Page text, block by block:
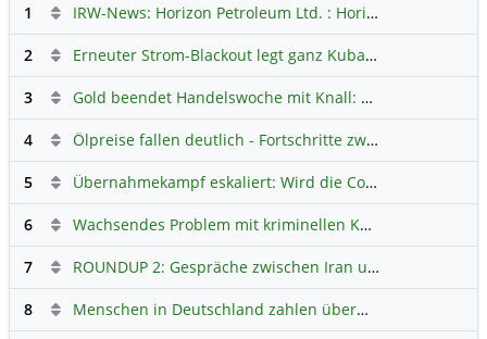
1
IRW-News: Horizon Petroleum Ltd. : Horizon Petroleum beginnt mit der Testförderung im Projekt Lachowice in Polen und schließt die Platzierung einer überzeichneten Wandelanleihe ab
2 Erneuter Strom-Blackout legt ganz Kuba lahm
3 Gold beendet Handelswoche mit Knall: Barrick Mining – Ist diese Aktie wieder ein Kauf?
4 Ölpreise fallen deutlich - Fortschritte zwischen USA und Iran belasten
5 Übernahmekampf eskaliert: Wird die Commerzbank italienisch?
6 Wachsendes Problem mit kriminellen Kunden im Online-Handel
7 ROUNDUP 2: Gespräche zwischen Iran und USA starten - Vance optimistisch
8 Menschen in Deutschland zahlen überwiegend ohne Bargeld